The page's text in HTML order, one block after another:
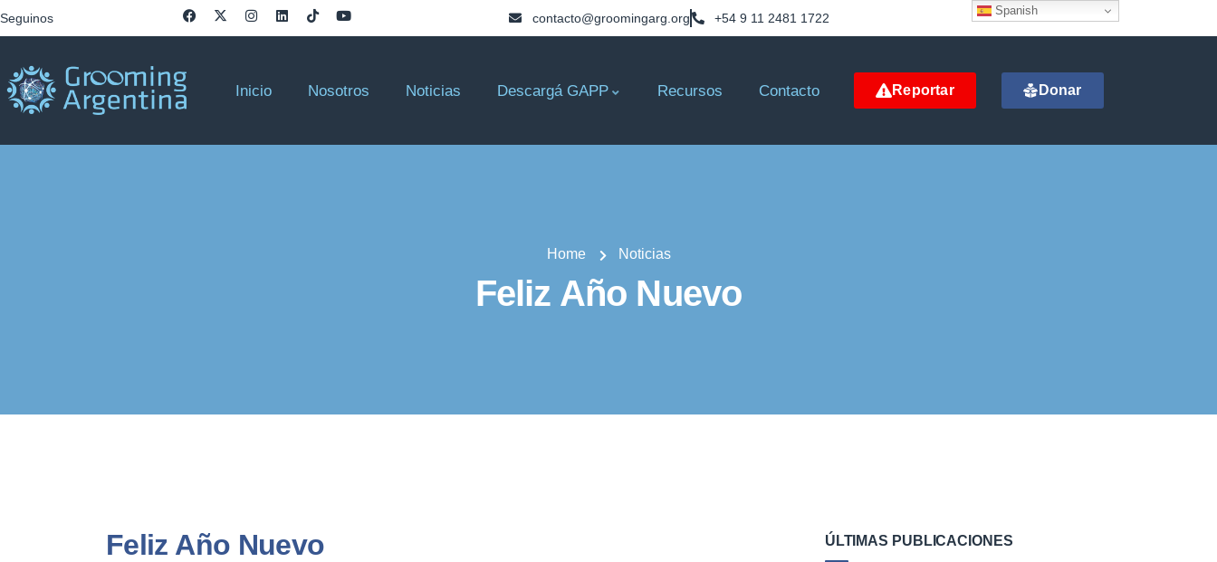
Seguinos contacto@groomingarg.org +54 9 11 2481 1722
Inicio Nosotros Noticias Descargá GAPP Recursos Contacto Reportar Donar
Home Noticias
Feliz Año Nuevo
Feliz Año Nuevo ÚLTIMAS PUBLICACIONES
Spanish